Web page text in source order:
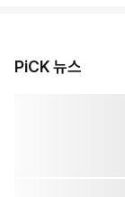
PiCK 뉴스